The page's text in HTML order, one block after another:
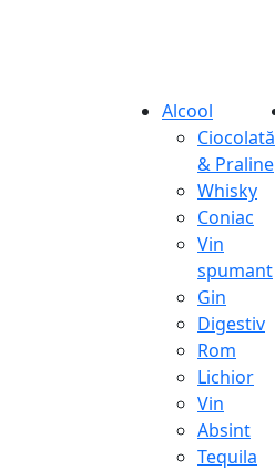
Alcool
Ciocolată
& Praline
Whisky
Coniac
Vin
spumant
Gin
Digestiv
Rom
Lichior
Vin
Absint
Tequila